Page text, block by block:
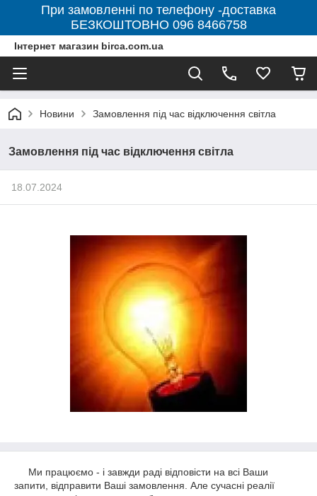
При замовленні по телефону -доставка
БЕЗКОШТОВНО 096 8466758
Інтернет магазин birca.com.ua
Новини Замовлення під час відключення світла
Замовлення під час відключення світла
18.07.2024
Ми працюємо - і завжди раді відповісти на всі Ваши
запити, відправити Ваші замовлення. Але сучасні реалії